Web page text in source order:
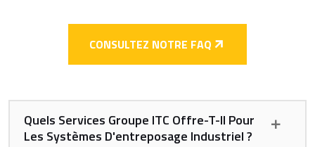
CONSULTEZ NOTRE FAQ
Quels Services Groupe ITC Offre-T-Il Pour
Les Systèmes D'entreposage Industriel ?